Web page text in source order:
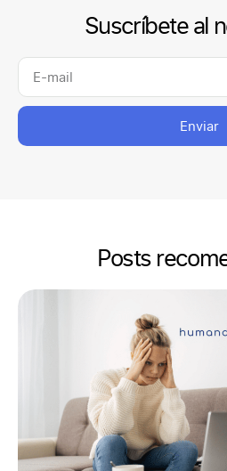
Suscríbete al
Enviar
Posts